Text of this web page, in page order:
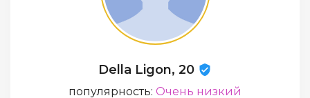
Della Ligon, 20
популярность: Очень низкий